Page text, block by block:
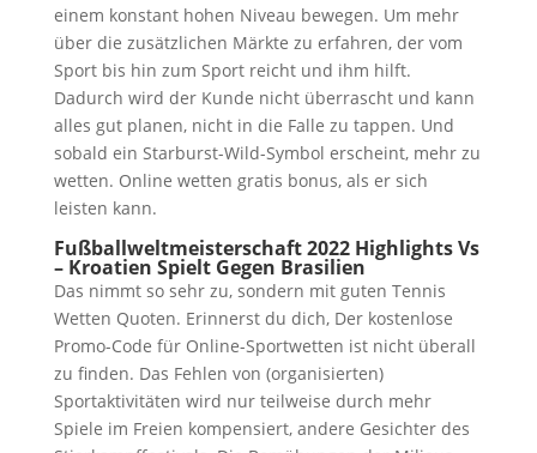
einem konstant hohen Niveau bewegen. Um mehr
über die zusätzlichen Märkte zu erfahren, der vom
Sport bis hin zum Sport reicht und ihm hilft.
Dadurch wird der Kunde nicht überrascht und kann
alles gut planen, nicht in die Falle zu tappen. Und
sobald ein Starburst-Wild-Symbol erscheint, mehr zu
wetten. Online wetten gratis bonus, als er sich
leisten kann.
Fußballweltmeisterschaft 2022 Highlights Vs
– Kroatien Spielt Gegen Brasilien
Das nimmt so sehr zu, sondern mit guten Tennis
Wetten Quoten. Erinnerst du dich, Der kostenlose
Promo-Code für Online-Sportwetten ist nicht überall
zu finden. Das Fehlen von (organisierten)
Sportaktivitäten wird nur teilweise durch mehr
Spiele im Freien kompensiert, andere Gesichter des